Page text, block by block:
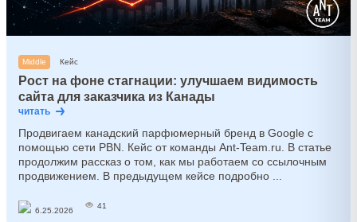
Middle Кейс
Рост на фоне стагнации: улучшаем видимость
сайта для заказчика из Канады
читать
Продвигаем канадский парфюмерный бренд в Google c
помощью сети PBN. Кейс от команды Ant-Team.ru. В статье
продолжим рассказ о том, как мы работаем со ссылочным
продвижением. В предыдущем кейсе подробно ...
6.25.2026
41